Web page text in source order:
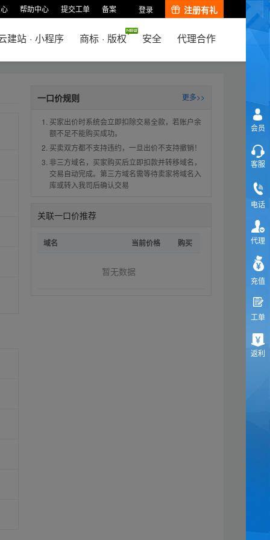
帮助中心 提交工单 备案 登录 注册有礼
建站 · 小程序 商标 · 版权 安全 代理合作
一口价规则 更多>>
买家出价时系统会立即扣除交易全款，若账户余
额不足不能购买成功。
买卖双方都不支持违约，一旦出价不支持撤销！
非三方域名，买家购买后立即扣款并转移域名，
交易自动完成。第三方域名需等待卖家将域名入
库或转入我司后确认交易
关联一口价推荐
域名 当前价格 购买
暂无数据
会员
客服
电话
代理
充值
工单
返利